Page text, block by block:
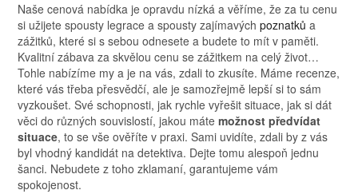
Naše cenová nabídka je opravdu nízká a věříme, že za tu cenu
si užijete spousty legrace a spousty zajímavých poznatků a
zážitků, které si s sebou odnesete a budete to mít v paměti.
Kvalitní zábava za skvělou cenu se zážitkem na celý život…
Tohle nabízíme my a je na vás, zdali to zkusíte. Máme recenze,
které vás třeba přesvědčí, ale je samozřejmě lepší si to sám
vyzkoušet. Své schopnosti, jak rychle vyřešit situace, jak si dát
věci do různých souvislostí, jakou mátemožnost předvídat
situace, to se vše ověříte v praxi. Sami uvidíte, zdali by z vás
byl vhodný kandidát na detektiva. Dejte tomu alespoň jednu
šanci. Nebudete z toho zklamaní, garantujeme vám
spokojenost.